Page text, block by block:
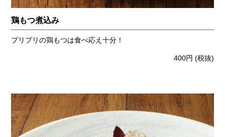
鶏もつ煮込み
プリプリの鶏もつは食べ応え十分！
400円 (税抜)